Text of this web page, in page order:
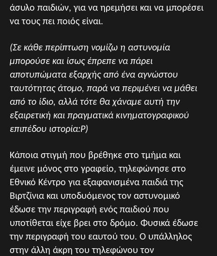
άσυλο παιδιών, για να ηρεμήσει και να μπορέσει
να τους πει ποιός είναι.
(Σε κάθε περίπτωση νομίζω η αστυνομία
μπορούσε και ίσως έπρεπε να πάρει
αποτυπώματα εξαρχής από ένα αγνώστου
ταυτότητας άτομο, παρά να περιμένει να μάθει
από το ίδιο, αλλά τότε θα χάναμε αυτή την
εξαιρετική και πραγματικά κινηματογραφικού
επιπέδου ιστορία:P)
Κάποια στιγμή που βρέθηκε στο τμήμα και
έμεινε μόνος στο γραφείο, τηλεφώνησε στο
Εθνικό Κέντρο για εξαφανισμένα παιδιά της
Βιρτζίνια και υποδυόμενος τον αστυνομικό
έδωσε την περιγραφή ενός παιδιού που
υποτίθεται είχε βρει στο δρόμο. Φυσικά έδωσε
την περιγραφή του εαυτού του. Ο υπάλληλος
στην άλλη άκρη του τηλεφώνου τον